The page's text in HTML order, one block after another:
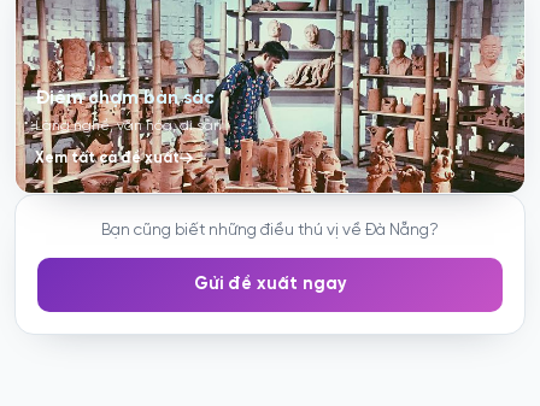
Điểm chạm bản sắc
Làng nghề, văn hóa, di sản
Xem tất cả đề xuất
Bạn cũng biết những điều thú vị về Đà Nẵng?
Gửi đề xuất ngay